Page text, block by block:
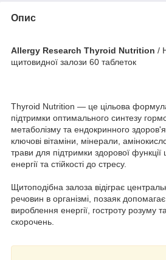
Опис
Allergy Research Thyroid Nutrition /
щитовидної залози 60 таблеток
Thyroid Nutrition — це цільова
підтримки оптимального синтезу
метаболізму та ендокринного
ключові вітаміни, мінерали,
трави для підтримки здорової функції
енергії та стійкості до стресу.
Щитоподібна залоза відіграє
речовин в організмі, позаяк
вироблення енергії, гостроту розуму
скорочень.